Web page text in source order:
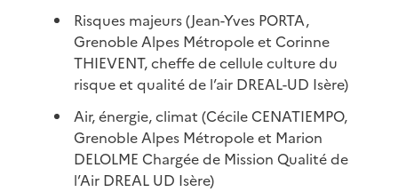
Risques majeurs (Jean-Yves PORTA,
Grenoble Alpes Métropole et Corinne
THIEVENT, cheffe de cellule culture du
risque et qualité de l’air DREAL-UD Isère)
Air, énergie, climat (Cécile CENATIEMPO,
Grenoble Alpes Métropole et Marion
DELOLME Chargée de Mission Qualité de
l’Air DREAL UD Isère)